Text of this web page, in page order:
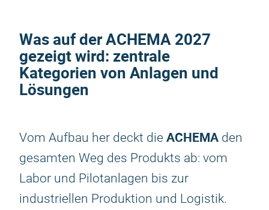
Was auf derACHEMA 2027
gezeigt wird: zentrale
Kategorien von Anlagen und
Lösungen
Vom Aufbau her deckt die ACHEMA den
gesamten Weg des Produkts ab: vom
Labor und Pilotanlagen bis zur
industriellen Produktion und Logistik.